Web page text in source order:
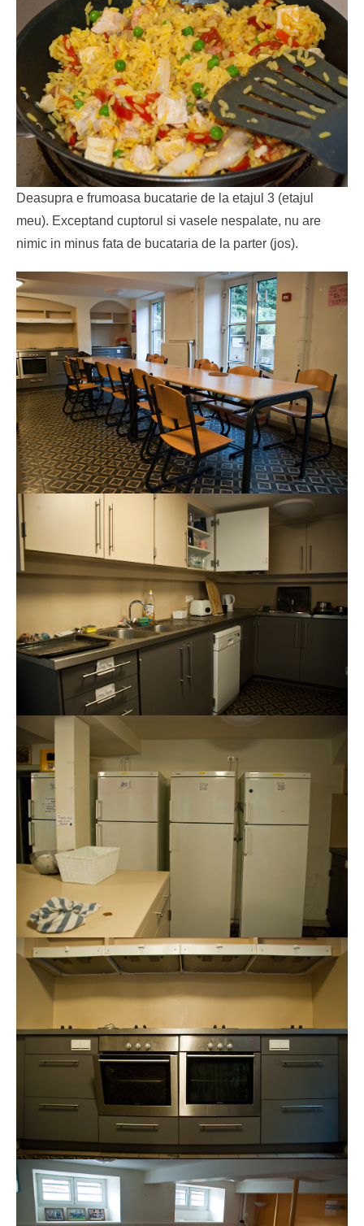
Deasupra e frumoasa bucatarie de la etajul 3 (etajul
meu). Exceptand cuptorul si vasele nespalate, nu are
nimic in minus fata de bucataria de la parter (jos).